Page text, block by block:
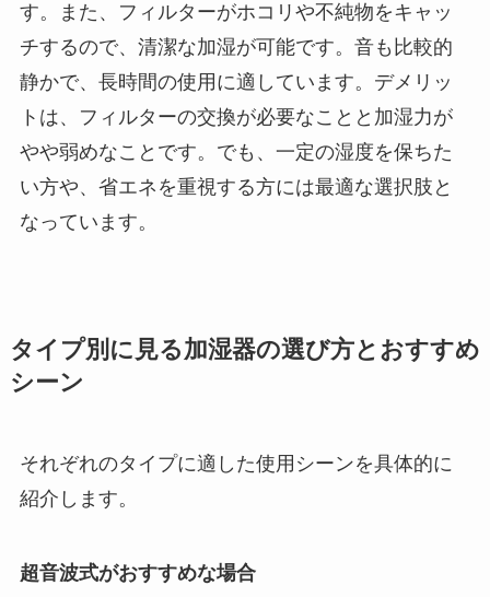
す。また、フィルターがホコリや不純物をキャッ
チするので、清潔な加湿が可能です。音も比較的
静かで、長時間の使用に適しています。デメリッ
トは、フィルターの交換が必要なことと加湿力が
やや弱めなことです。でも、一定の湿度を保ちた
い方や、省エネを重視する方には最適な選択肢と
なっています。
タイプ別に見る加湿器の選び方とおすすめ
シーン
それぞれのタイプに適した使用シーンを具体的に
紹介します。
超音波式がおすすめな場合